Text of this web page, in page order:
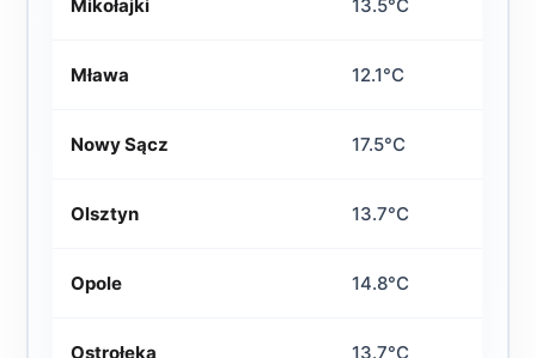
Mikołajki 13.5°C
Mława 12.1°C
Nowy Sącz 17.5°C
Olsztyn 13.7°C
Opole 14.8°C
Ostrołęka 13.7°C